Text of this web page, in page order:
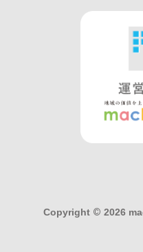
Copyright © 2026